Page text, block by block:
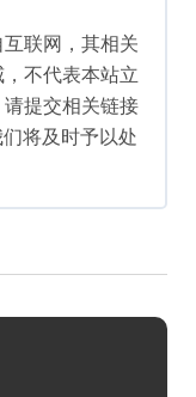
互联网，其相关
不代表本站立
提交相关链接
将及时予以处